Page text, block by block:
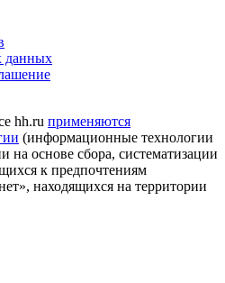
данных
hh.ru применяются
(информационные технологии
на основе сбора, систематизации
к предпочтениям
находящихся на территории